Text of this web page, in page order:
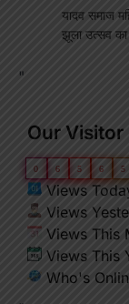
यादव समाज
झूला उत्सव
"
Our Visitor
0 6 5 6 5
Views
Views
Views This
Views This
Who's